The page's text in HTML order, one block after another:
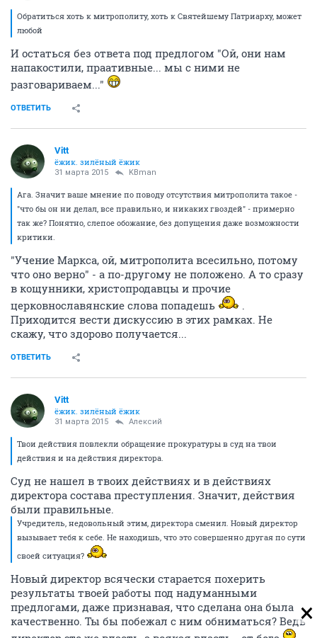
Обратиться хоть к митрополиту, хоть к Святейшему Патриарху, может
любой
И остаться без ответа под предлогом "Ой, они нам
напакостили, праативные... мы с ними не
разговариваем..."
ОТВЕТИТЬ
Vitt
ёжик. зилёный ёжик
31 марта 2015 KBman
Ага. Значит ваше мнение по поводу отсутствия митрополита такое -
"что бы он ни делал, все правильно, и никаких гвоздей" - примерно
так же? Понятно, слепое обожание, без допущения даже возможности
критики.
"Учение Маркса, ой, митрополита всесильно, потому
что оно верно" - а по-другому не положено. А то сразу
в кощунники, христопродавцы и прочие
церковнославянские слова попадешь
.
Приходится вести дискуссию в этих рамках. Не
скажу, что здорово получается...
ОТВЕТИТЬ
Vitt
ёжик. зилёный ёжик
31 марта 2015 Алексий
Твои действия повлекли обращение прокуратуры в суд на твои
действия и на действия директора.
Суд не нашел в твоих действиях и в действиях
директора состава преступления. Значит, действия
были правильные.
Учредитель, недовольный этим, директора сменил. Новый директор
вызывает тебя к себе. Не находишь, что это совершенно другая по сути
своей ситуация?
Новый директор всячески старается похерить
результаты твоей работы под надуманными
предлогами, даже признавая, что сделана она была
качественно. Ты бы побежал с ним обниматься? Ведь